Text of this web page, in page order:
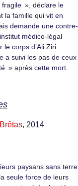
fragile », déclare le
la famille qui vit en
demande une contre-
médico-légal
corps d’Ali Ziri.
a suivi les pas de ceux
» après cette mort.
, 2014
paysans sans terre
seule force de leurs